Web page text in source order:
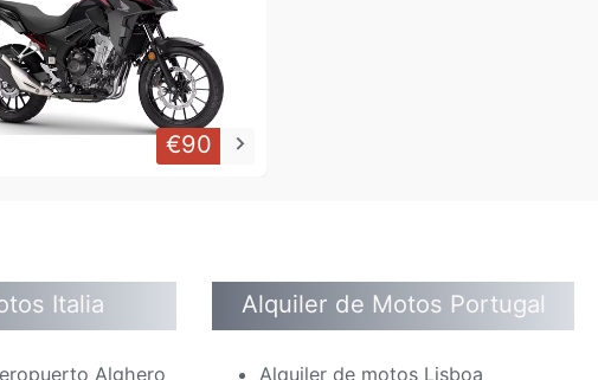
€90 keyboard_arrow_right
Italia
Alghero
Alquiler de Motos Portugal
Alquiler de motos Lisboa